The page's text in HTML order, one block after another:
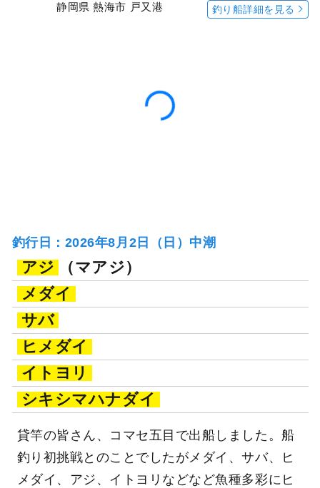
静岡県 熱海市 戸又港 釣り船詳細を見る
釣行日：2026年8月2日（日）中潮
アジ
（マアジ）
メダイ
サバ
ヒメダイ
イトヨリ
シキシマハナダイ
貸竿の皆さん、コマセ五目で出船しました。船
釣り初挑戦とのことでしたがメダイ、サバ、ヒ
メダイ、アジ、イトヨリなどなど魚種多彩にヒ